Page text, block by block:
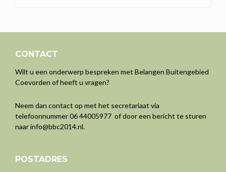
CONTACT
Wilt u een onderwerp bespreken met Belangen Buitengebied
Coevorden of heeft u vragen?
Neem dan contact op met het secretariaat via
telefoonnummer 06 44005977 of door een bericht te sturen
naarinfo@bbc2014.nl.
POSTADRES